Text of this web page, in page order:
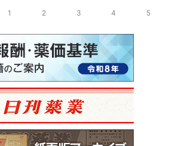
1 2 3 4 5